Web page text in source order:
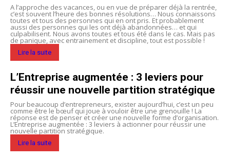
A l’approche des vacances, ou en vue de préparer déjà la rentrée,
c’est souvent l’heure des bonnes résolutions… Nous connaissons
toutes et tous des personnes qui en ont pris. Et probablement
aussi des personnes qui les ont déjà abandonnées… et qui
culpabilisent. Nous avons toutes et tous été dans le cas. Mais pas
de panique, avec entrainement et discipline, tout est possible !
Lire la suite
L’Entreprise augmentée : 3 leviers pour
réussir une nouvelle partition stratégique
Pour beaucoup d’entrepreneurs, exister aujourd’hui, c’est un peu
comme être le bœuf qui joue à vouloir être une grenouille ! La
réponse est de penser et créer une nouvelle forme d’organisation.
L’Entreprise augmentée : 3 leviers à actionner pour réussir une
nouvelle partition stratégique.
Lire la suite